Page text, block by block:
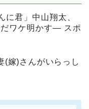
(嫁)さんがいらっし